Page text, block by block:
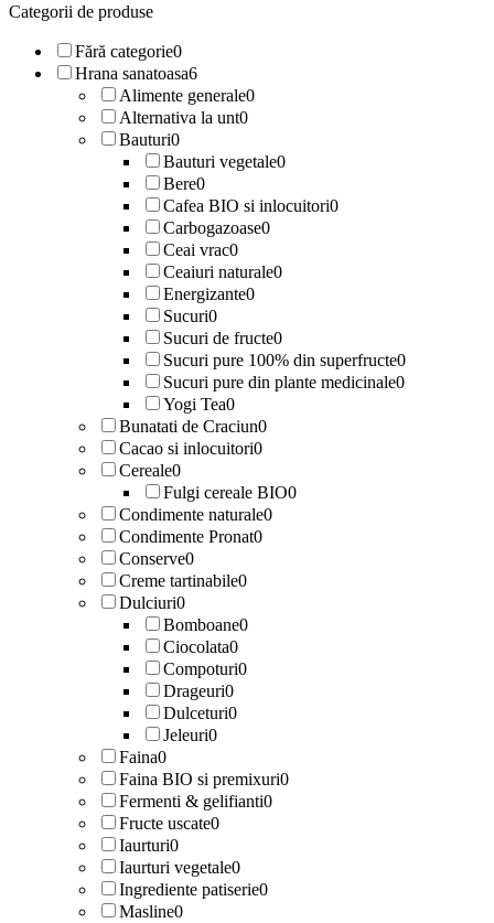
Categorii de produse
Fără categorie0
Hrana sanatoasa6
Alimente generale0
Alternativa la unt0
Bauturi0
Bauturi vegetale0
Bere0
Cafea BIO si inlocuitori0
Carbogazoase0
Ceai vrac0
Ceaiuri naturale0
Energizante0
Sucuri0
Sucuri de fructe0
Sucuri pure 100% din superfructe0
Sucuri pure din plante medicinale0
Yogi Tea0
Bunatati de Craciun0
Cacao si inlocuitori0
Cereale0
Fulgi cereale BIO0
Condimente naturale0
Condimente Pronat0
Conserve0
Creme tartinabile0
Dulciuri0
Bomboane0
Ciocolata0
Compoturi0
Drageuri0
Dulceturi0
Jeleuri0
Faina0
Faina BIO si premixuri0
Fermenti & gelifianti0
Fructe uscate0
Iaurturi0
Iaurturi vegetale0
Ingrediente patiserie0
Masline0